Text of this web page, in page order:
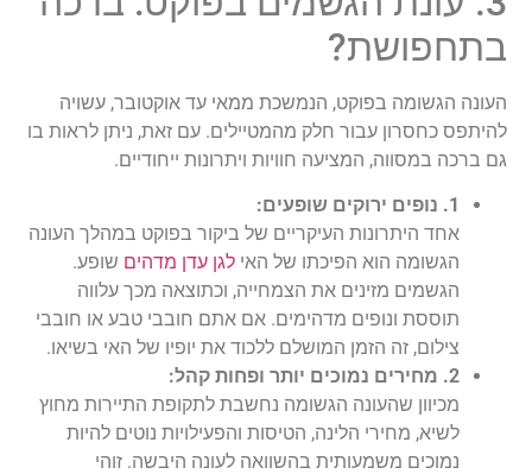
בתחפושת?
העונה הגשומה בפוקט, הנמשכת ממאי עד אוקטובר, עשויה
להיתפס כחסרון עבור חלק מהמטיילים. עם זאת, ניתן לראות בו
גם ברכה במסווה, המציעה חוויות ויתרונות ייחודיים.
1. נופים ירוקים שופעים:
אחד היתרונות העיקריים של ביקור בפוקט במהלך העונה
הגשומה הוא הפיכתו של האי לגן עדן מדהים שופע.
הגשמים מזינים את הצמחייה, וכתוצאה מכך עלווה
תוססת ונופים מדהימים. אם אתם חובבי טבע או חובבי
צילום, זה הזמן המושלם ללכוד את יופיו של האי בשיאו.
2. מחירים נמוכים יותר ופחות קהל:
מכיוון שהעונה הגשומה נחשבת לתקופת התיירות מחוץ
לשיא, מחירי הלינה, הטיסות והפעילויות נוטים להיות
נמוכים משמעותית בהשוואה לעונה היבשה. זוהי